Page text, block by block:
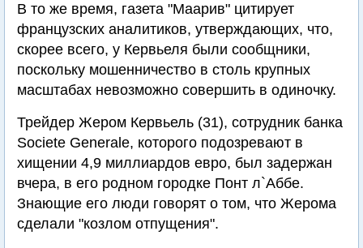
В то же время, газета "Маарив" цитирует
французских аналитиков, утверждающих, что,
скорее всего, у Кервьеля были сообщники,
поскольку мошенничество в столь крупных
масштабах невозможно совершить в одиночку.
Трейдер Жером Кервьель (31), сотрудник банка
Societe Generale, которого подозревают в
хищении 4,9 миллиардов евро, был задержан
вчера, в его родном городке Понт л`Аббе.
Знающие его люди говорят о том, что Жерома
сделали "козлом отпущения".